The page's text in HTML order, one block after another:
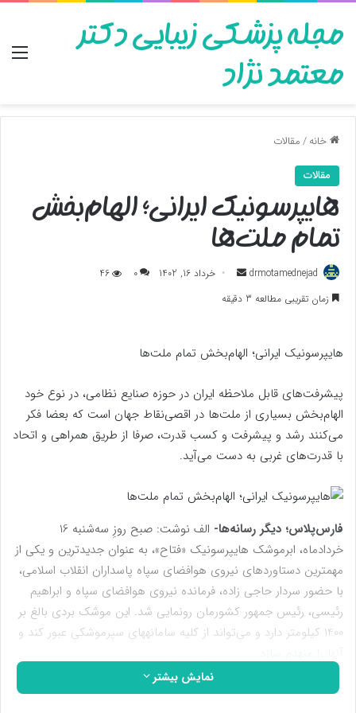
مجله پزشکی زیبایی دکتر
معتمد نژاد
خانه/مقالات
مقالات
هایپرسونیک ایرانی؛ الهام‌بخش
تمام ملت‌ها
drmotamednejad
ارسال
به
خرداد 16, 1402 0
46
زمان تقریبی مطالعه 3 دقیقه
هایپرسونیک ایرانی؛ الهام‌بخش تمام ملت‌ها
پیشرفت‌های قابل ملاحظه ایران در حوزه صنایع نظامی، در نوع خود
الهام‌بخش بسیاری از ملت‌ها در اقصی‌نقاط جهان است که بعضا فکر
می‌کنند رشد و پیشرفت و کسب قدرت، صرفا از طریق همراهی و اتحاد
با قدرت‌های غربی به دست می‌آید.
فارس‌پلاس؛ دیگر رسانه‌ها-
الف نوشت: صبح روزِ سه‌شنبه 16
خردادماه، ابرموشک هایپرسونیک «فتاح»، به عنوان جدیدترین و یکی از
مهمترین دستاوردهای نیروی هوافضای سپاه پاسداران انقلاب اسلامی،
با حضور سردار حاجی زاده، فرمانده نیروی هوافضای سپاه و ابراهیم
رئیسی، رئیس جمهور کشورمان رونمایی شد. این موشک بردی بالغ بر
1400 کیلومتر دارد و می‌تواند از کلیه سامانههای سپرموشکی عبور کند و
سرعت حرکت این موشک نیز چیزی میان 13 تا 15 ماخ ارزیابی شده و
نمایش بیشتر